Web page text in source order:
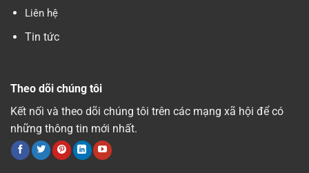
Liên hệ
Tin tức
Theo dõi chúng tôi
Kết nối và theo dõi chúng tôi trên các mạng xã hội để có
những thông tin mới nhất.